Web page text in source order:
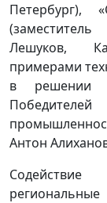
Лешуков,
примерами
в решении
Антон